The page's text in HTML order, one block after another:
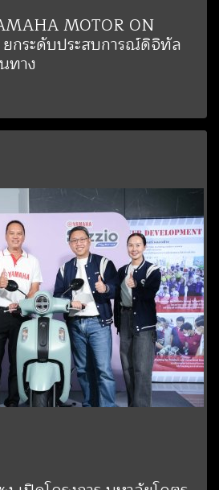
MOTOR ON
กระดับประสบการณ์ดิจิทัล
ทาง